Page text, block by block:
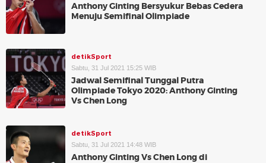
Anthony Ginting Bersyukur Bebas Cedera
Menuju Semifinal Olimpiade
detikSport
Sabtu, 31 Jul 2021 15:25 WIB
Jadwal Semifinal Tunggal Putra
Olimpiade Tokyo 2020: Anthony Ginting
Vs Chen Long
detikSport
Sabtu, 31 Jul 2021 14:48 WIB
Anthony Ginting Vs Chen Long di